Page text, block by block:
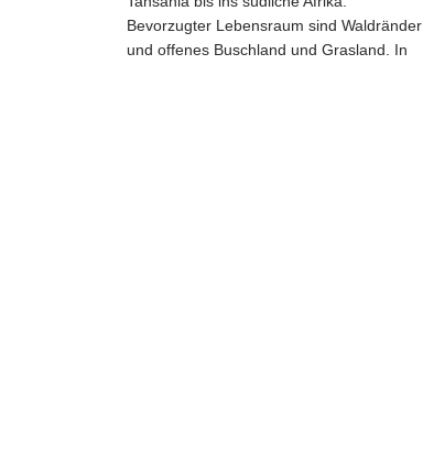
Bevorzugter Lebensraum sind Waldränder
und offenes Buschland und Grasland. In